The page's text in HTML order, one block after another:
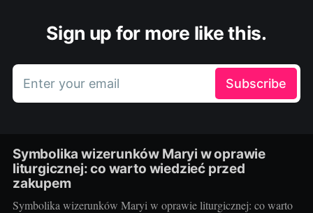
Sign up for more like this.
Enter your email Subscribe
Symbolika wizerunków Maryi w oprawie
liturgicznej: co warto wiedzieć przed
zakupem
Symbolika wizerunków Maryi w oprawie liturgicznej: co warto